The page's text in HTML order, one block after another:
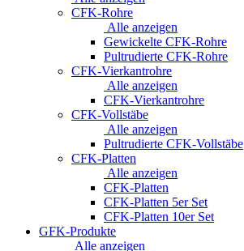
CFK-Rohre
Alle anzeigen
Gewickelte CFK-Rohre
Pultrudierte CFK-Rohre
CFK-Vierkantrohre
Alle anzeigen
CFK-Vierkantrohre
CFK-Vollstäbe
Alle anzeigen
Pultrudierte CFK-Vollstäbe
CFK-Platten
Alle anzeigen
CFK-Platten
CFK-Platten 5er Set
CFK-Platten 10er Set
GFK-Produkte
Alle anzeigen